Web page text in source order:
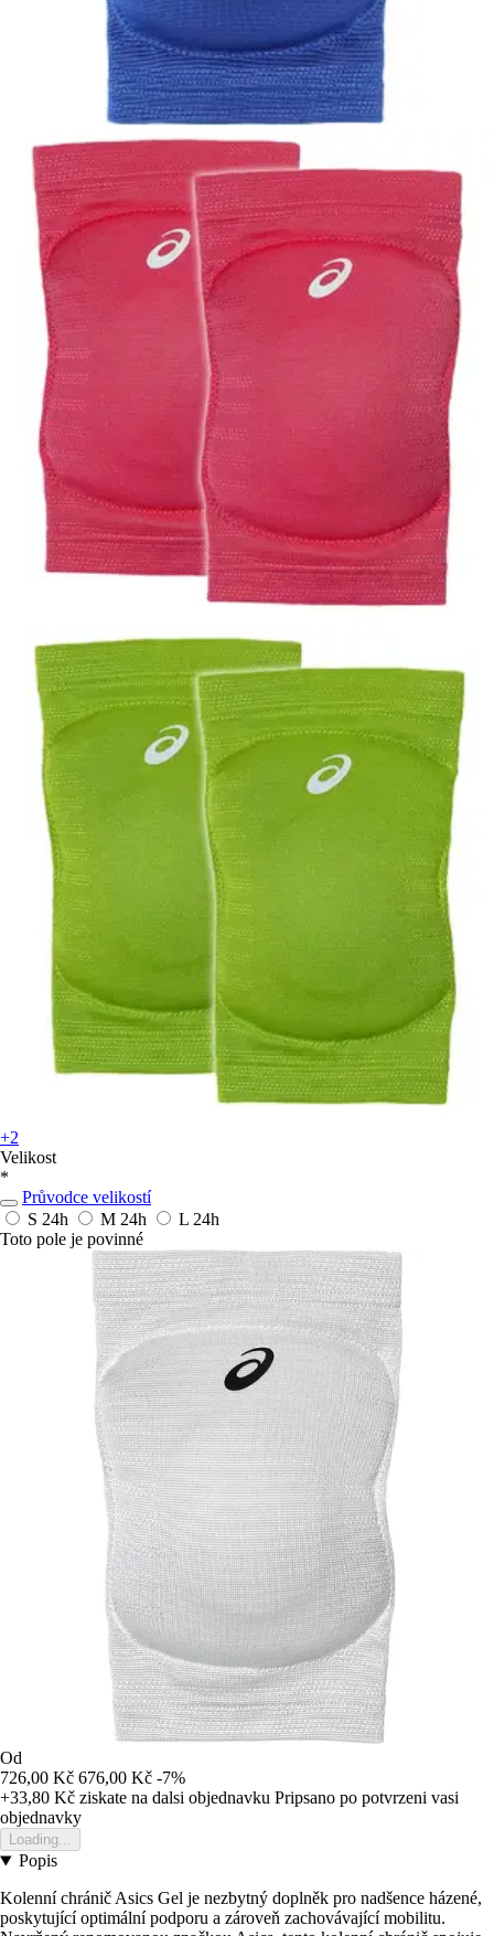
+2
Velikost
*
Průvodce velikostí
S 24h M 24h L 24h
Toto pole je povinné
Od
726,00 Kč 676,00 Kč -7%
+33,80 Kč ziskate na dalsi objednavku Pripsano po potvrzeni vasi
objednavky
Loading...
Popis
Kolenní chránič Asics Gel je nezbytný doplněk pro nadšence házené,
poskytující optimální podporu a zároveň zachovávající mobilitu.